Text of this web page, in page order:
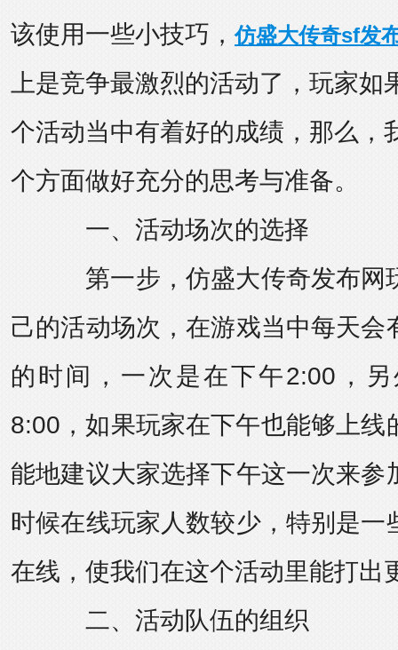
该使用一些小技巧，仿盛大传奇sf发
上是竞争最激烈的活动了，玩家
个活动当中有着好的成绩，那么，
个方面做好充分的思考与准备。
一、活动场次的选择
第一步， 仿盛大传奇发布网
己的活动场次，在游戏当中每天会
的时间，一次是在下午2:00，
8:00，如果玩家在下午也能够上线
能地建议大家选择下午这一次来参
时候在线玩家人数较少，特别是一
在线，使我们在这个活动里能打出
二、活动队伍的组织